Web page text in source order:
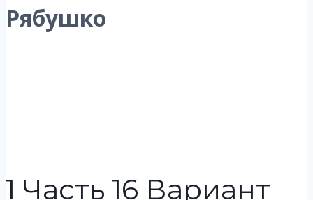
Рябушко
1 Часть 16 Вариант